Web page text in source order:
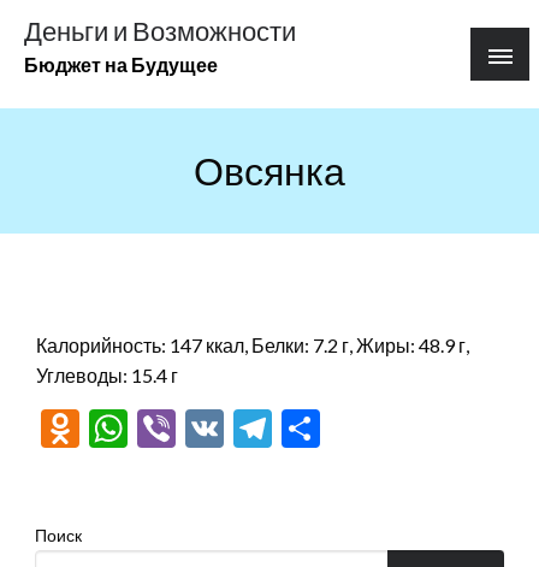
содержимому
Деньги и Возможности
Бюджет на Будущее
Овсянка
Калорийность: 147 ккал, Белки: 7.2 г, Жиры: 48.9 г,
Углеводы: 15.4 г
Odnoklassniki
WhatsApp
Viber
VK Telegram
Поиск